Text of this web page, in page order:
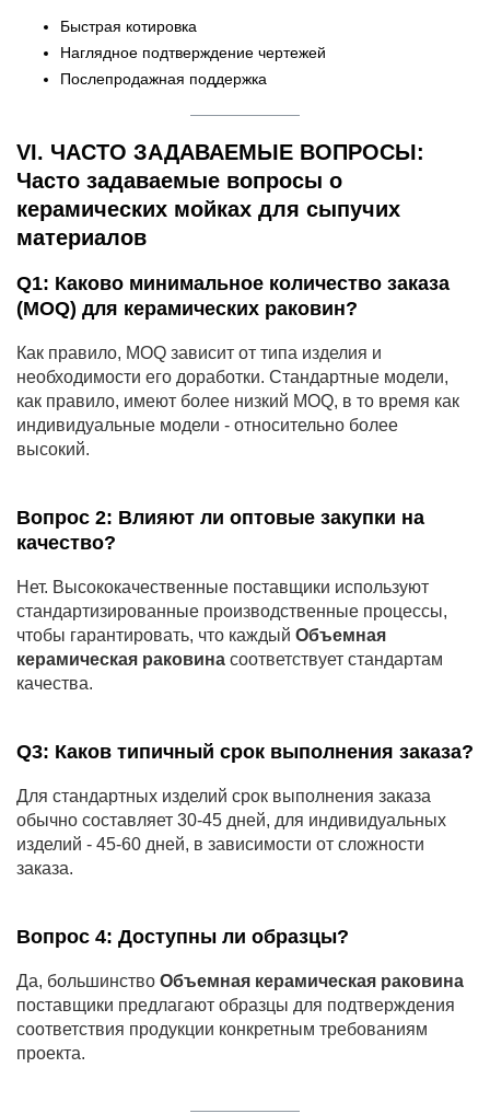
Быстрая котировка
Наглядное подтверждение чертежей
Послепродажная поддержка
VI. ЧАСТО ЗАДАВАЕМЫЕ ВОПРОСЫ:
Часто задаваемые вопросы о
керамических мойках для сыпучих
материалов
Q1: Каково минимальное количество заказа
(MOQ) для керамических раковин?
Как правило, MOQ зависит от типа изделия и
необходимости его доработки. Стандартные модели,
как правило, имеют более низкий MOQ, в то время как
индивидуальные модели - относительно более
высокий.
Вопрос 2: Влияют ли оптовые закупки на
качество?
Нет. Высококачественные поставщики используют
стандартизированные производственные процессы,
чтобы гарантировать, что каждый Объемная
керамическая раковина соответствует стандартам
качества.
Q3: Каков типичный срок выполнения заказа?
Для стандартных изделий срок выполнения заказа
обычно составляет 30-45 дней, для индивидуальных
изделий - 45-60 дней, в зависимости от сложности
заказа.
Вопрос 4: Доступны ли образцы?
Да, большинство Объемная керамическая раковина
поставщики предлагают образцы для подтверждения
соответствия продукции конкретным требованиям
проекта.